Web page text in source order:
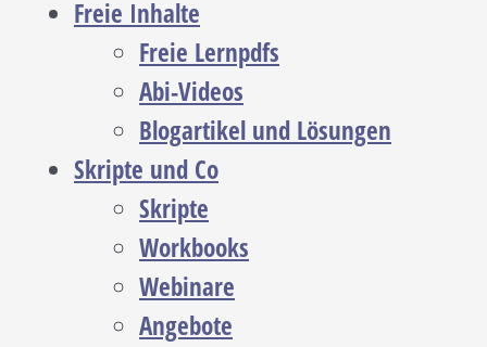
Freie Inhalte
Freie Lernpdfs
Abi-Videos
Blogartikel und Lösungen
Skripte und Co
Skripte
Workbooks
Webinare
Angebote